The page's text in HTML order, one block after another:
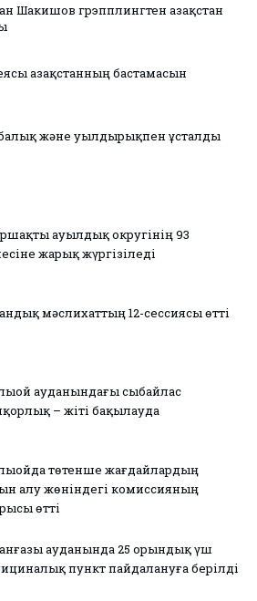
грэпплингтен Қазақстан
Қазақстанның бастамасын
және уылдырықпен ұсталды
ауылдық округінің 93
жарық жүргізіледі
мәслихаттың 12-сессиясы өтті
ауданындағы сыбайлас
– жіті бақылауда
төтенше жағдайлардың
алу жөніндегі комиссияның
өтті
ауданында 25 орындық үш
пункт пайдалануға берілді